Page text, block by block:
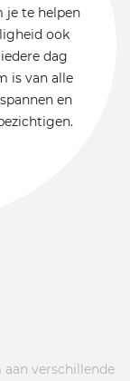
je te helpen
ook
dag
is van alle
en
aan verschillende